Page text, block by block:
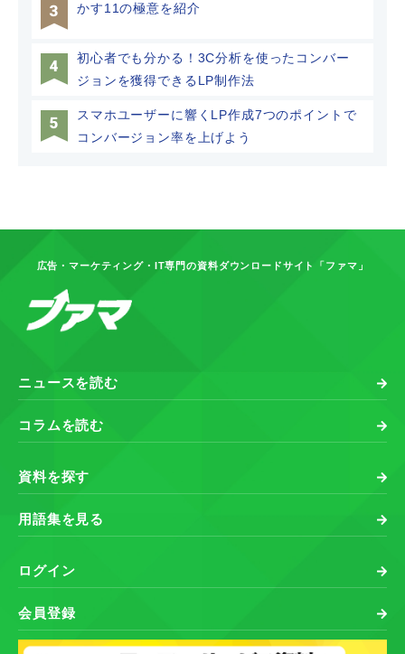
かす11の極意を紹介
初心者でも分かる！3C分析を使ったコンバー
ジョンを獲得できるLP制作法
スマホユーザーに響くLP作成7つのポイントで
コンバージョン率を上げよう
広告・マーケティング・IT専門の資料ダウンロードサイト「ファマ」
ニュースを読む
コラムを読む
資料を探す
用語集を見る
ログイン
会員登録